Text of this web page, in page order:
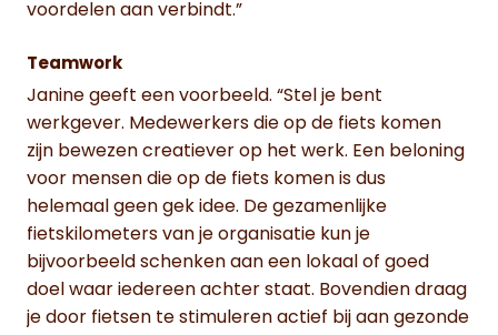
voordelen aan verbindt.”
Teamwork
Janine geeft een voorbeeld. “Stel je bent
werkgever. Medewerkers die op de fiets komen
zijn bewezen creatiever op het werk. Een beloning
voor mensen die op de fiets komen is dus
helemaal geen gek idee. De gezamenlijke
fietskilometers van je organisatie kun je
bijvoorbeeld schenken aan een lokaal of goed
doel waar iedereen achter staat. Bovendien draag
je door fietsen te stimuleren actief bij aan gezonde